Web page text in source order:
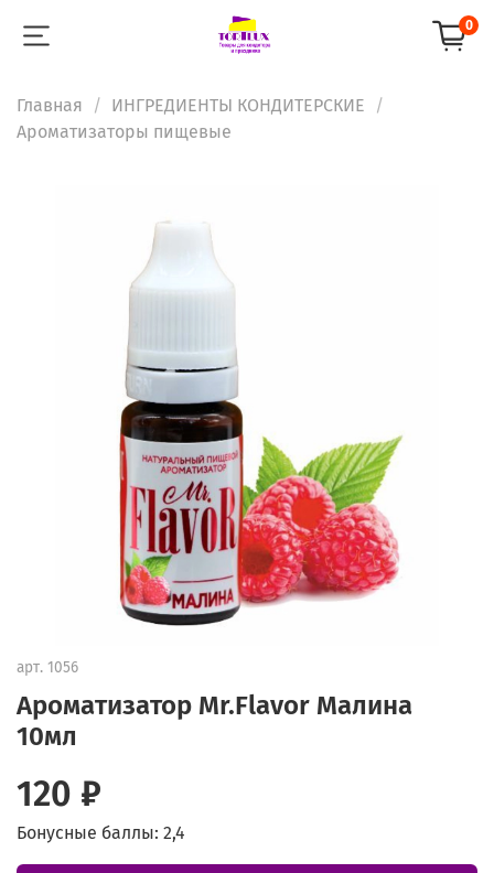
0
Главная
ИНГРЕДИЕНТЫ КОНДИТЕРСКИЕ
Ароматизаторы пищевые
арт. 1056
Ароматизатор Mr.Flavor Малина
10мл
120 ₽
Бонусные баллы: 2,4